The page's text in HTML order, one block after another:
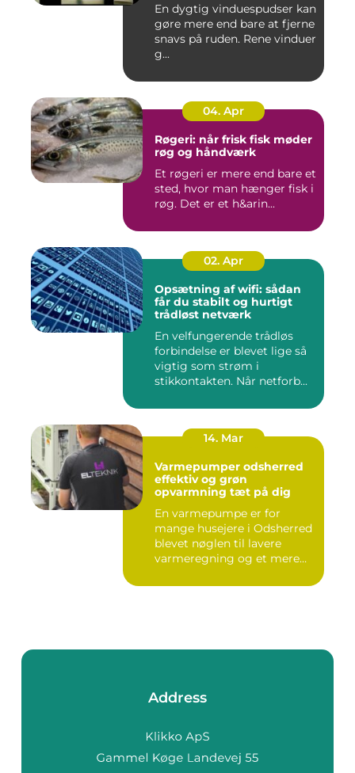
En dygtig vinduespudser kan
gøre mere end bare at fjerne
snavs på ruden. Rene vinduer
g...
04. Apr
Røgeri: når frisk fisk møder
røg og håndværk
Et røgeri er mere end bare et
sted, hvor man hænger fisk i
røg. Det er et h&arin...
02. Apr
Opsætning af wifi: sådan
får du stabilt og hurtigt
trådløst netværk
En velfungerende trådløs
forbindelse er blevet lige så
vigtig som strøm i
stikkontakten. Når netforb...
14. Mar
Varmepumper odsherred
effektiv og grøn
opvarmning tæt på dig
En varmepumpe er for
mange husejere i Odsherred
blevet nøglen til lavere
varmeregning og et mere
Address